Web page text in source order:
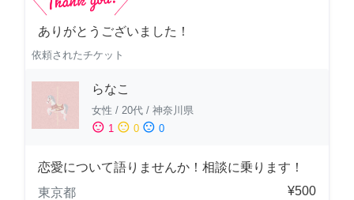
ありがとうございました！
依頼されたチケット
らなこ
女性 / 20代 / 神奈川県
sentiment_satisfied 1 sentiment_neutral 0 sentiment_dissatisfied 0
恋愛について語りませんか！相談に乗ります！
東京都
¥500